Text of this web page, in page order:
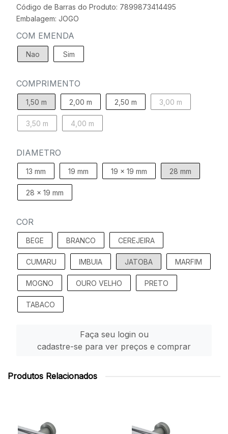
Código de Barras do Produto: 7899873414495
Embalagem: JOGO
COM EMENDA
Nao Sim
COMPRIMENTO
1,50 m 2,00 m 2,50 m 3,00 m
3,50 m 4,00 m
DIAMETRO
13 mm 19 mm 19 x 19 mm 28 mm
28 x 19 mm
COR
BEGE BRANCO CEREJEIRA
CUMARU IMBUIA JATOBA MARFIM
MOGNO OURO VELHO PRETO
TABACO
Faça seu login ou
cadastre-se para ver preços e comprar
Produtos Relacionados